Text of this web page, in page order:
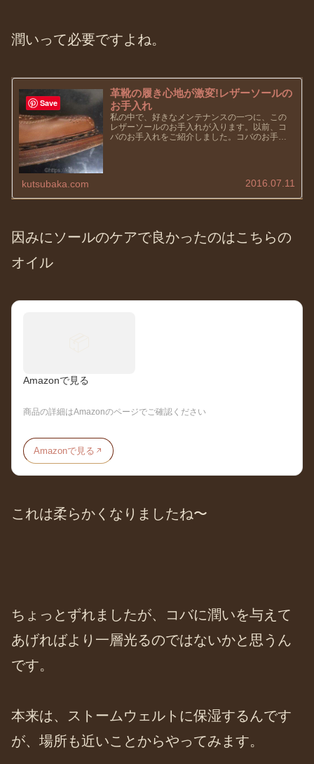
潤いって必要ですよね。
革靴の履き心地が激変!レザーソールの
お手入れ
私の中で、好きなメンテナンスの一つに、この
レザーソールのお手入れが入ります。以前、コ
バのお手入れをご紹介しました。コバのお手入
kutsubaka.com 2016.07.11
因みにソールのケアで良かったのはこちらの
オイル
Amazonで見る
商品の詳細はAmazonのページでご確認ください
Amazonで見る
これは柔らかくなりましたね〜
ちょっとずれましたが、コバに潤いを与えて
あげればより一層光るのではないかと思うん
です。
本来は、ストームウェルトに保湿するんです
が、場所も近いことからやってみます。
Save